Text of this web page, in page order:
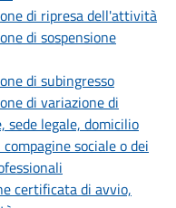
di ripresa dell'attività
di sospensione
di subingresso
di variazione di
sede legale, domicilio
sociale o dei
certificata di avvio,